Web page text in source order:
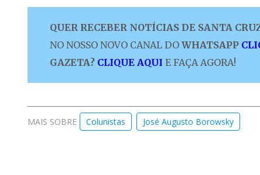
QUER RECEBER NOTÍCIAS DE SANTA
NO NOSSO NOVO CANAL DO WHATSAPP
GAZETA? CLIQUE AQUI E FAÇA AGORA!
MAIS SOBRE Colunistas José Augusto Borowsky